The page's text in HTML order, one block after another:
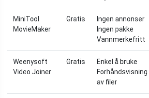
MiniTool
MovieMaker
Gratis
Ingen annonser
Ingen pakke
Vannmerkefritt
Weenysoft
Video Joiner
Gratis
Enkel å bruke
Forhåndsvisning
av filer